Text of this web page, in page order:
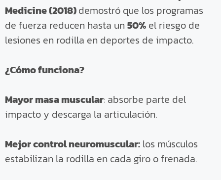
Medicine (2018)demostró que los programas
de fuerza reducen hasta un 50% el riesgo de
lesiones en rodilla en deportes de impacto.
¿Cómo funciona?
Mayor masa muscular: absorbe parte del
impacto y descarga la articulación.
Mejor control neuromuscular: los músculos
estabilizan la rodilla en cada giro o frenada.